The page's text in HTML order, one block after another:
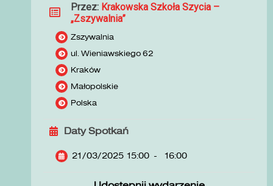
Przez: Krakowska Szkoła Szycia –
„Zszywalnia”
Zszywalnia
ul. Wieniawskiego 62
Kraków
Małopolskie
Polska
Daty Spotkań
21/03/2025 15:00 - 16:00